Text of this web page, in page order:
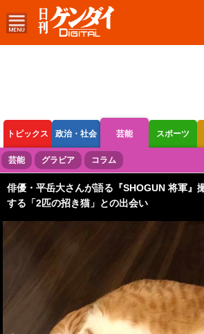
トピックス 政治・社会 芸能 スポーツ
ボートレース 競輪 オートレース
芸能 グラビア コラム
俳優・平岳大さんが語る『SHOGUN 将軍』
する「2匹の招き猫」との出会い